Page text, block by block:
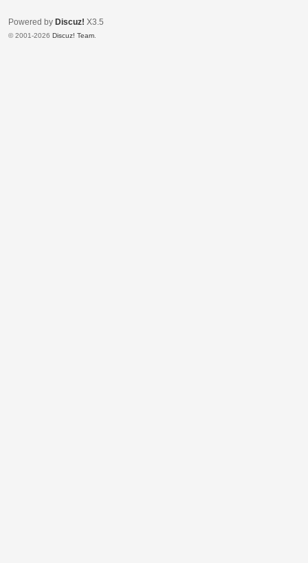
Powered by Discuz! X3.5
© 2001-2026 Discuz! Team